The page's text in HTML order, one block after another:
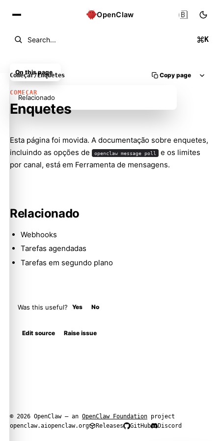
OpenClaw
Search... K
🇧🇷
Começar/Enquetes Copy page
COMEÇAR
Enquetes
Esta página foi movida. A documentação sobre enquetes,
incluindo as opções de
openclaw message poll e os limites
por canal, está em Ferramenta de mensagens.
Relacionado
Webhooks
Tarefas agendadas
Tarefas em segundo plano
Was this useful? Yes No
Edit source Raise issue
On this page
Relacionado
© 2026 OpenClaw — an OpenClaw Foundation project
openclaw.aiopenclaw.org Releases GitHub Discord
Molty